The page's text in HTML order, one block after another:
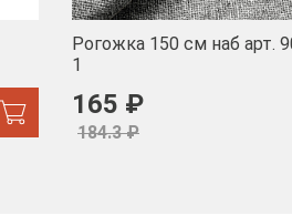
Рогожка 150 см наб арт.
1
165 ₽
184.3 ₽